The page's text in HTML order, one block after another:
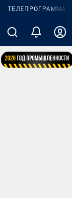
ТЕЛЕПРОГРАММА